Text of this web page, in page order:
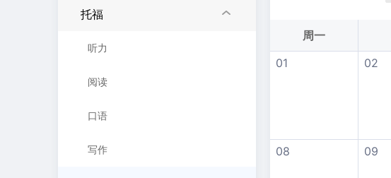
托福
听力
阅读
口语
写作
周一
01
02
08 09